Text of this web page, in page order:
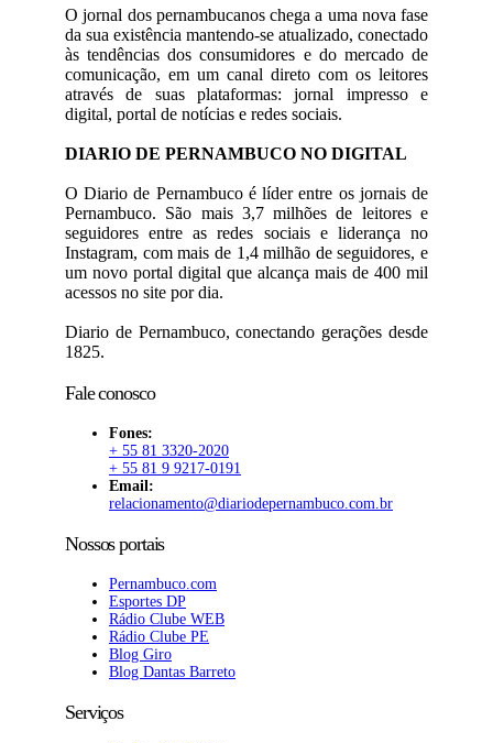
O jornal dos pernambucanos chega a uma nova fase
da sua existência mantendo-se atualizado, conectado
às tendências dos consumidores e do mercado de
comunicação, em um canal direto com os leitores
através de suas plataformas: jornal impresso e
digital, portal de notícias e redes sociais.
DIARIO DE PERNAMBUCO NO DIGITAL
O Diario de Pernambuco é líder entre os jornais de
Pernambuco. São mais 3,7 milhões de leitores e
seguidores entre as redes sociais e liderança no
Instagram, com mais de 1,4 milhão de seguidores, e
um novo portal digital que alcança mais de 400 mil
acessos no site por dia.
Diario de Pernambuco, conectando gerações desde
1825.
Fale conosco
Fones:
+ 55 81 3320-2020
+ 55 81 9 9217-0191
Email:
relacionamento@diariodepernambuco.com.br
Nossos portais
Pernambuco.com
Esportes DP
Rádio Clube WEB
Rádio Clube PE
Blog Giro
Blog Dantas Barreto
Serviços